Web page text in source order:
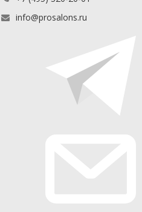
info@prosalons.ru